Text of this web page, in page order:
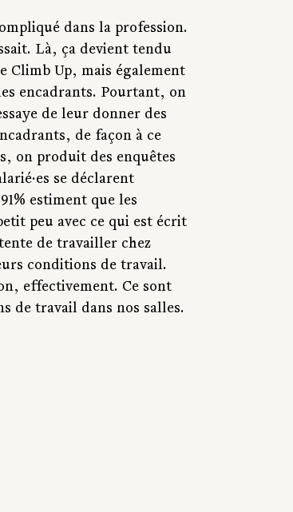
dans la profession.
Là, ça devient tendu
Climb Up, mais également
encadrants. Pourtant, on
de leur donner des
de façon à ce
on produit des enquêtes
se déclarent
estiment que les
peu avec ce qui est écrit
de travailler chez
conditions de travail.
effectivement. Ce sont
de travail dans nos salles.